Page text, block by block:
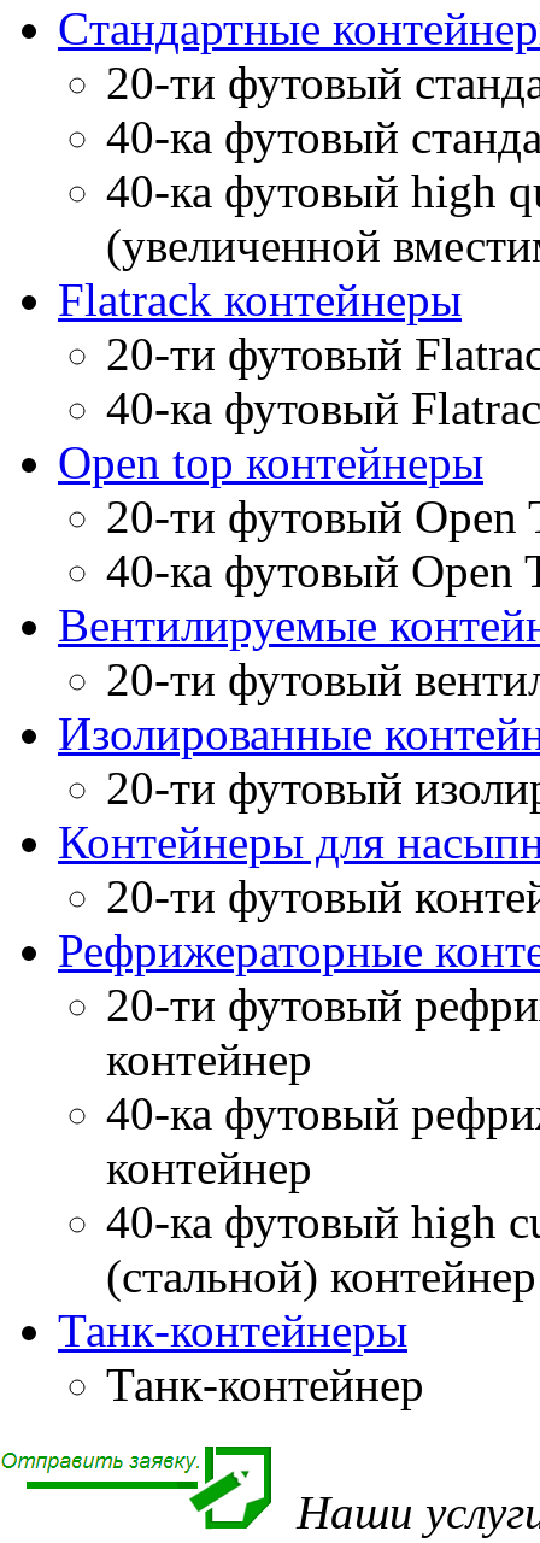
Cтандартные
20-ти футовый
40-ка футовый
40-ка футовый high
(увеличенной
Flatrack контейнеры
20-ти футовый
40-ка футовый
Open top контейнеры
20-ти футовый Open
40-ка футовый Open
Вентилируемые
20-ти футовый
Изолированные
20-ти футовый
Контейнеры для
20-ти футовый
Рефрижераторные
20-ти футовый
контейнер
40-ка футовый
контейнер
40-ка футовый high
(стальной)
Танк-контейнеры
Танк-контейнер
Наши